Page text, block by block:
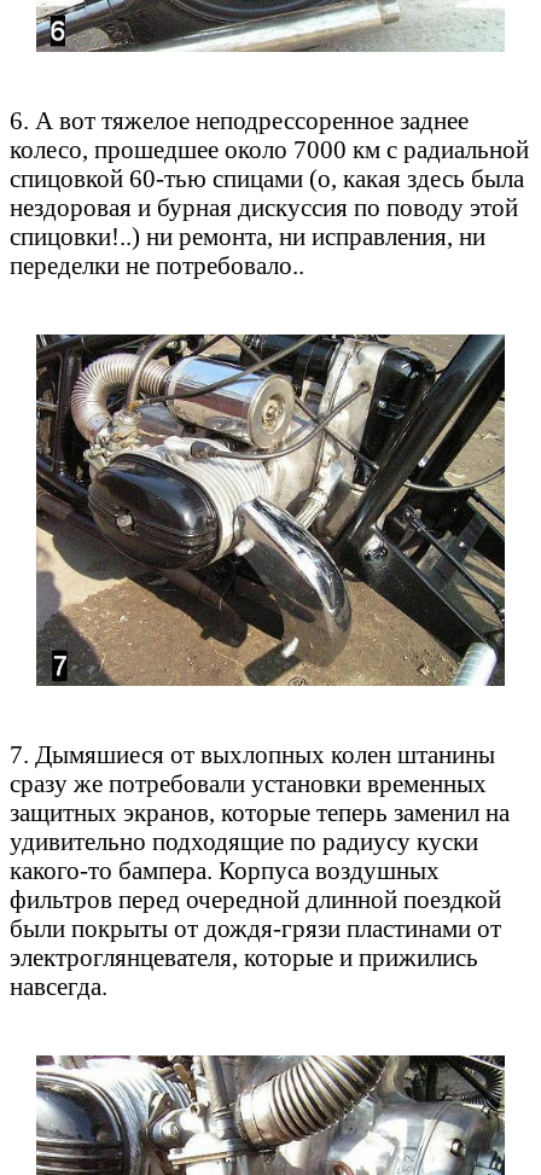
6. А вот тяжелое неподрессоренное заднее
колесо, прошедшее около 7000 км с радиальной
спицовкой 60-тью спицами (о, какая здесь была
нездоровая и бурная дискуссия по поводу этой
спицовки!..) ни ремонта, ни исправления, ни
переделки не потребовало..
7. Дымяшиеся от выхлопных колен штанины
сразу же потребовали установки временных
защитных экранов, которые теперь заменил на
удивительно подходящие по радиусу куски
какого-то бампера. Корпуса воздушных
фильтров перед очередной длинной поездкой
были покрыты от дождя-грязи пластинами от
электроглянцевателя, которые и прижились
навсегда.